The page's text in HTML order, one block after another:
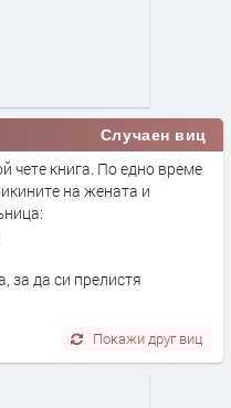
Случаен виц
чете книга. По едно време
на жената и
за да си прелистя
Покажи друг виц